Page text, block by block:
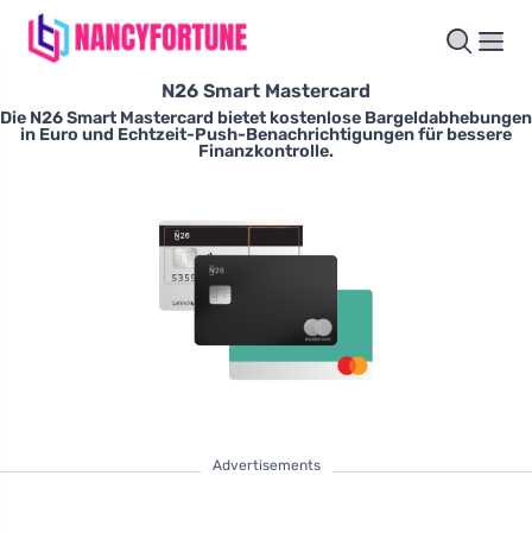
N26 Smart Mastercard
Die N26 Smart Mastercard bietet kostenlose Bargeldabhebungen
in Euro und Echtzeit-Push-Benachrichtigungen für bessere
Finanzkontrolle.
Advertisements